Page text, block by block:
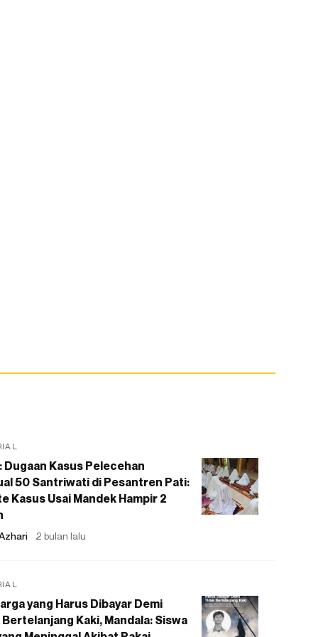
Dugaan Kasus Pelecehan
50 Santriwati di Pesantren Pati:
Kasus Usai Mandek Hampir 2
2 bulan lalu
yang Harus Dibayar Demi
Kaki, Mandala: Siswa